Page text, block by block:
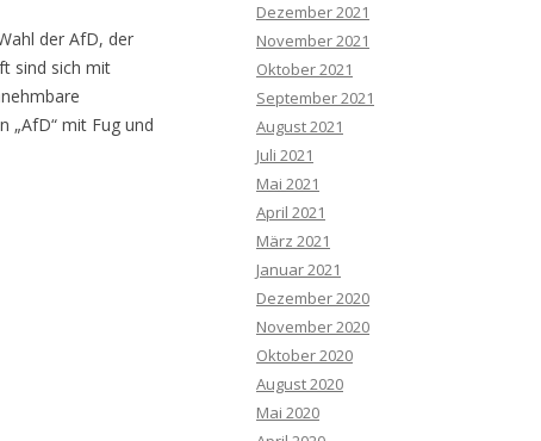
der AfD, der
sind sich mit
„AfD“ mit Fug und
Dezember 2021
November 2021
Oktober 2021
September 2021
August 2021
Juli 2021
Mai 2021
April 2021
März 2021
Januar 2021
Dezember 2020
November 2020
Oktober 2020
August 2020
Mai 2020